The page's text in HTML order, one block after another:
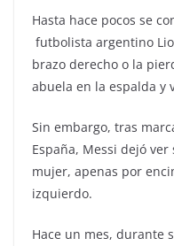
Hasta hace pocos se
futbolista argentino
brazo derecho o la
abuela en la espalda y
Sin embargo, tras
España, Messi dejó
mujer, apenas por
izquierdo.
Hace un mes, durante